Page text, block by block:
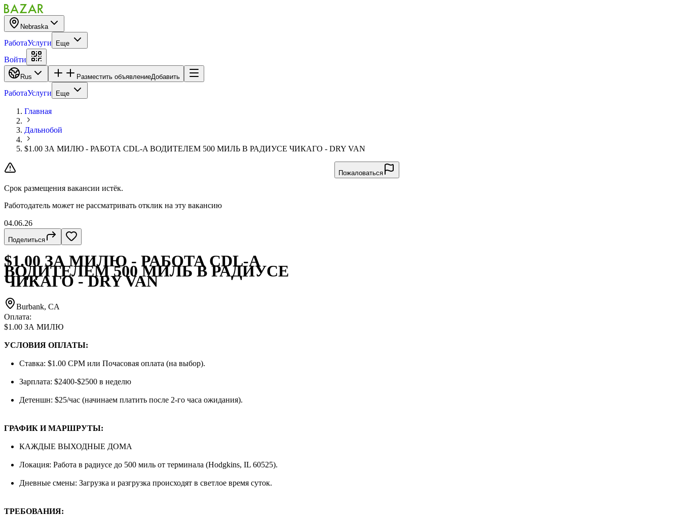
Nebraska
РаботаУслуги Еще
Войти
Rus Разместить объявлениеДобавить
РаботаУслуги Еще
Главная
Дальнобой
$1.00 ЗА МИЛЮ - РАБОТА CDL-A ВОДИТЕЛЕМ 500 МИЛЬ В РАДИУСЕ ЧИКАГО - DRY VAN
Срок размещения вакансии истёк.
Работодатель может не рассматривать отклик на эту вакансию
04.06.26
Поделиться
$1.00 ЗА МИЛЮ - РАБОТА CDL-A
ВОДИТЕЛЕМ 500 МИЛЬ В РАДИУСЕ
ЧИКАГО - DRY VAN
Burbank, CA
Оплата:
$1.00 ЗА МИЛЮ
УСЛОВИЯ ОПЛАТЫ:
Ставка: $1.00 CPM или Почасовая оплата (на выбор).
Зарплата: $2400-$2500 в неделю
Детеншн: $25/час (начинаем платить после 2-го часа ожидания).
ГРАФИК И МАРШРУТЫ:
КАЖДЫЕ ВЫХОДНЫЕ ДОМА
Локация: Работа в радиусе до 500 миль от терминала (Hodgkins, IL 60525).
Дневные смены: Загрузка и разгрузка происходят в светлое время суток.
ТРЕБОВАНИЯ:
Пожаловаться